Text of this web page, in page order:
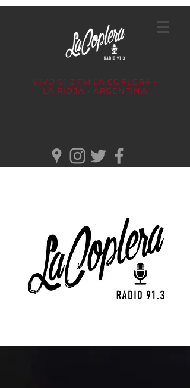
VIVO 91.3 FM LA COPLERA -
LA RIOJA - ARGENTINA